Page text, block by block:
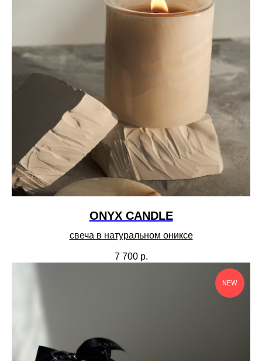
ONYX CANDLE
свеча в натуральном ониксе
7 700 р.
NEW